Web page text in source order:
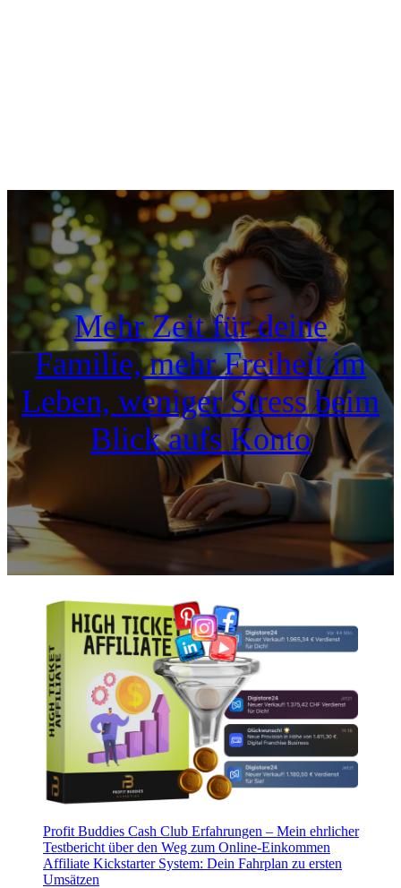
Mehr Zeit für deine
Familie, mehr Freiheit im
Leben, weniger Stress beim
Blick aufs Konto
Profit Buddies Cash Club Erfahrungen – Mein ehrlicher
Testbericht über den Weg zum Online-Einkommen
Affiliate Kickstarter System: Dein Fahrplan zu ersten
Umsätzen